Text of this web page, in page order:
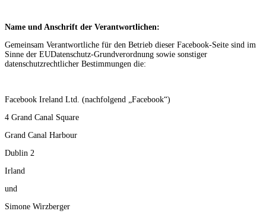
Name und Anschrift der Verantwortlichen:
Gemeinsam Verantwortliche für den Betrieb dieser Facebook-Seite sind im
Sinne der EUDatenschutz-Grundverordnung sowie sonstiger
datenschutzrechtlicher Bestimmungen die:
Facebook Ireland Ltd. (nachfolgend „Facebook“)
4 Grand Canal Square
Grand Canal Harbour
Dublin 2
Irland
und
Simone Wirzberger